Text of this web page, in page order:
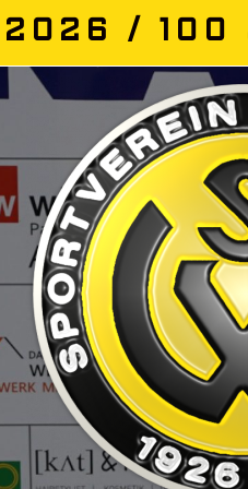
2026 / 100